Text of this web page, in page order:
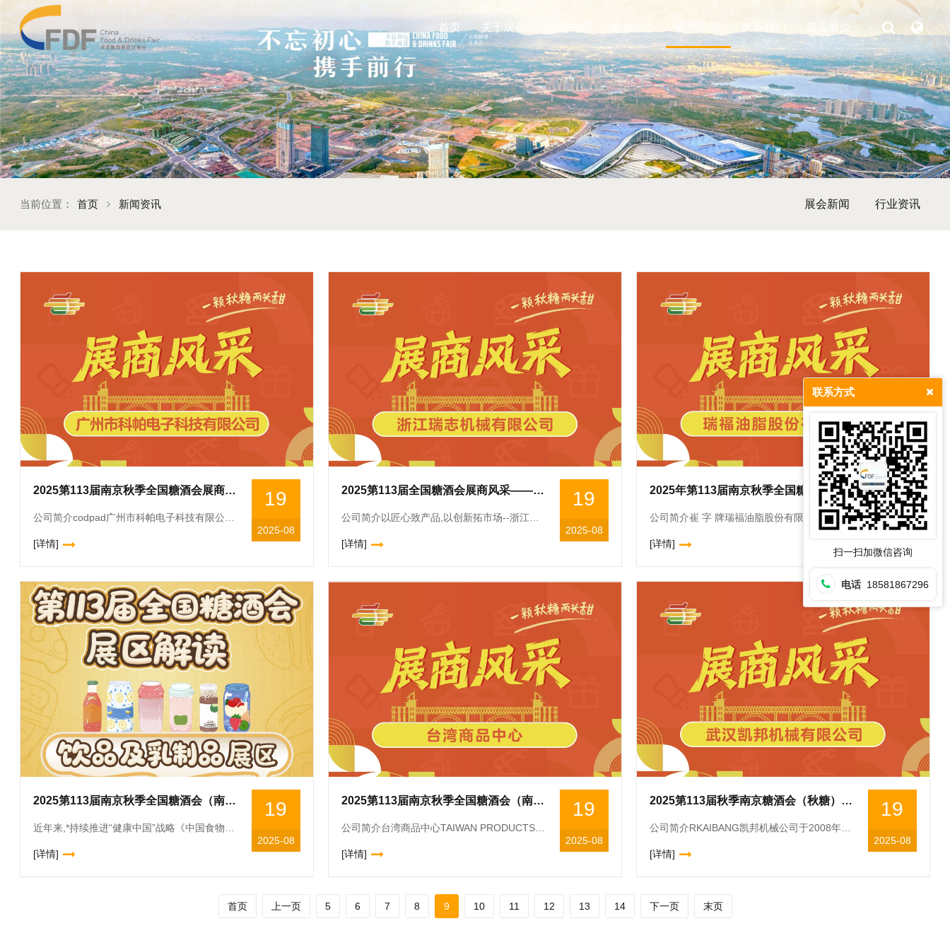
首页 关于展会 酒店展位
当前位置： 首页 新闻资讯 展会新闻 行业资讯
19
2025-08
2025第113届南京秋季全国糖酒会展商风采——广州市科帕电子科技有限公司
公司简介codpad广州市科帕电子科技有限公司成立于2011年,是广州杜高集团的核心子公司之一,专注于喷码标识整机设备研发制造和销售服务的。主要产品涵盖小字符喷码机、大字符喷码机、热发泡喷码机、激光打
[详情]
19
2025-08
2025第113届全国糖酒会展商风采——浙江瑞志机械有限公司
公司简介以匠心致产品,以创新拓市场--浙江瑞志机械有限公司。专注全自动给袋式真空包装机解决方案。公司成立于2009年,是国内全自动包装设备制造领域的*高新技术企业。已通过IS09001、CE认证,拥
[详情]
19
2025-08
2025年第113届南京秋季全国糖酒会（南京秋糖）展商风采——瑞福油脂股份有限公司
公司简介崔 字 牌瑞福油脂股份有限公司创始于1932年,是中华*,全国放心粮油示范加工企业,上海合作组织青岛峰会食品安全保障企业,***高新技术企业,《芝麻油》芝麻》标准参与制定单位。公司主要生产
[详情]
19
2025-08
2025第113届南京秋季全国糖酒会（南京秋糖）展区解读——饮品及乳制品展区
[详情]
19
2025-08
2025第113届南京秋季全国糖酒会（南京秋糖）展商风采——台湾商品中心
公司简介台湾商品中心TAIWAN PRODUCTS CENTE台湾商品中心是由两岸企业家峰会和上海市人民政府台湾事务办公室主导和推进的推广服务平台。展示中心地址位于上海市外高桥保税区内,是一处长期开放
[详情]
19
2025-08
2025第113届秋季南京糖酒会（秋糖）展商风采——武汉凯邦机械有限公司
公司简介RKAIBANG凯邦机械公司于2008年成立以来,数十位多学科类的*工程师潜心研究开发了四个主要系列产品,即立式辊筒全自动小袋包装机械、直线灌装设备、水平式包装机械、各式输送设备,不仅可以为
[详情]
首页 上一页 5 6 7 8 9 10 11 12 13 14 下一页 末页
联系方式
扫一扫加微信咨询
电话 18581867296